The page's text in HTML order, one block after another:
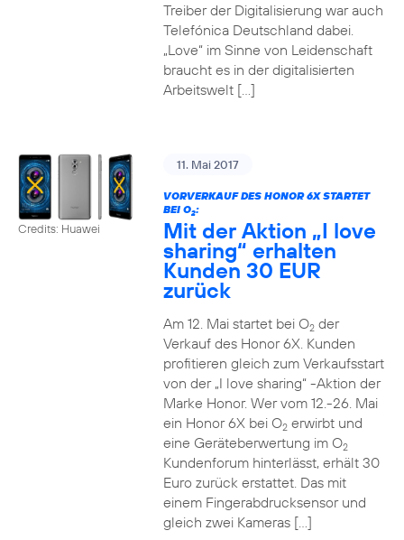
Treiber der Digitalisierung war auch
Telefónica Deutschland dabei.
„Love“ im Sinne von Leidenschaft
braucht es in der digitalisierten
Arbeitswelt […]
Credits: Huawei
11. Mai 2017
VORVERKAUF DES HONOR 6X STARTET
BEI O2:
Mit der Aktion „I love
sharing“ erhalten
Kunden 30 EUR
zurück
Am 12. Mai startet bei O2der
Verkauf des Honor 6X. Kunden
profitieren gleich zum Verkaufsstart
von der „I love sharing“ -Aktion der
Marke Honor. Wer vom 12.-26. Mai
ein Honor 6X bei O2erwirbt und
eine Geräteberwertung im O2
Kundenforum hinterlässt, erhält 30
Euro zurück erstattet. Das mit
einem Fingerabdrucksensor und
gleich zwei Kameras […]